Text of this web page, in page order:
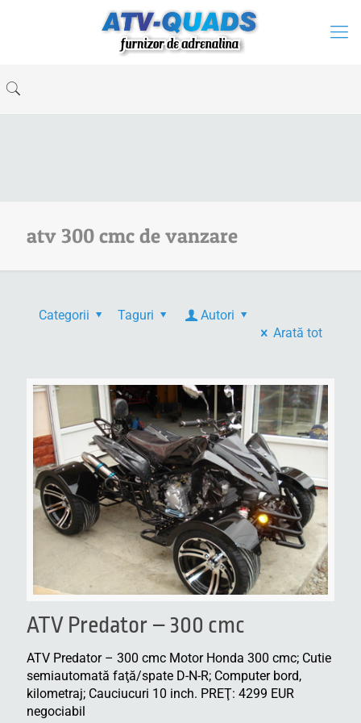
atv 300 cmc de vanzare
Categorii Taguri
Autori
Arată tot
ATV Predator – 300 cmc
ATV Predator – 300 cmc Motor Honda 300 cmc; Cutie
semiautomată faţă/spate D-N-R; Computer bord,
kilometraj; Cauciucuri 10 inch. PREŢ: 4299 EUR
negociabil